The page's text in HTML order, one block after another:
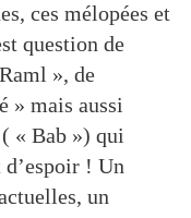
ces mélopées et
question de
», de
» mais aussi
« Bab ») qui
! Un
un